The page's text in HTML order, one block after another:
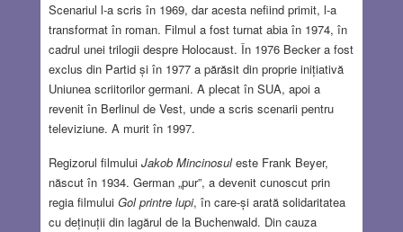
Scenariul l-a scris în 1969, dar acesta nefiind primit, l-a
transformat în roman. Filmul a fost turnat abia în 1974, în
cadrul unei trilogii despre Holocaust. În 1976 Becker a fost
exclus din Partid și în 1977 a părăsit din proprie inițiativă
Uniunea scriitorilor germani. A plecat în SUA, apoi a
revenit în Berlinul de Vest, unde a scris scenarii pentru
televiziune. A murit în 1997.
Regizorul filmului Jakob Mincinosuleste Frank Beyer,
născut în 1934. German „pur”, a devenit cunoscut prin
regia filmului Gol printre lupi, în care-și arată solidaritatea
cu deținuții din lagărul de la Buchenwald. Din cauza